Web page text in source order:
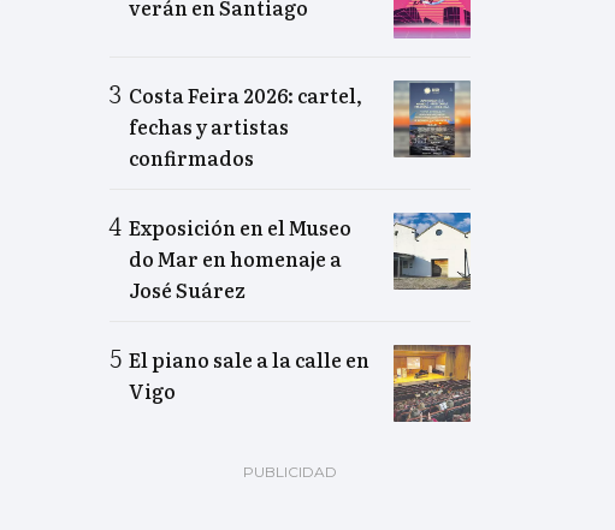
verán en Santiago
Costa Feira 2026: cartel,
fechas y artistas
confirmados
Exposición en el Museo
do Mar en homenaje a
José Suárez
El piano sale a la calle en
Vigo